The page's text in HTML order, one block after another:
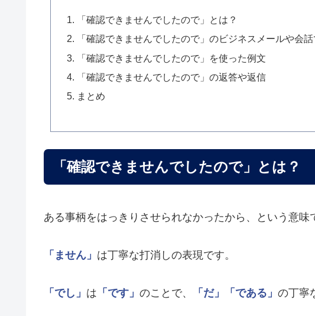
「確認できませんでしたので」とは？
「確認できませんでしたので」のビジネスメールや会
「確認できませんでしたので」を使った例文
「確認できませんでしたので」の返答や返信
まとめ
「確認できませんでしたので」とは？
ある事柄をはっきりさせられなかったから、という意味
「ません」 は丁寧な打消しの表現です。
「でし」 は 「です」 のことで、 「だ」 「である」 の丁寧